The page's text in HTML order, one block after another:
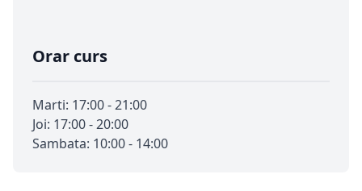
Orar curs
Marti: 17:00 - 21:00
Joi: 17:00 - 20:00
Sambata: 10:00 - 14:00